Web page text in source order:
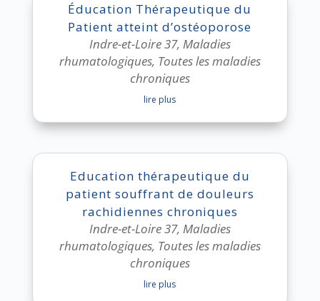
Éducation Thérapeutique du
Patient atteint d’ostéoporose
Indre-et-Loire 37, Maladies
rhumatologiques, Toutes les maladies
chroniques
lire plus
Education thérapeutique du
patient souffrant de douleurs
rachidiennes chroniques
Indre-et-Loire 37, Maladies
rhumatologiques, Toutes les maladies
chroniques
lire plus